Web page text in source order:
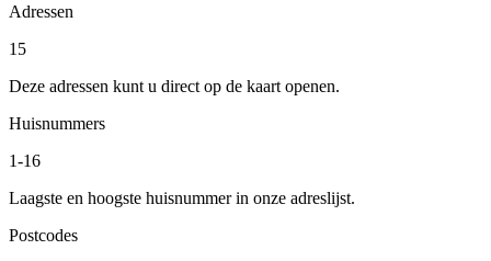
Adressen
15
Deze adressen kunt u direct op de kaart openen.
Huisnummers
1-16
Laagste en hoogste huisnummer in onze adreslijst.
Postcodes